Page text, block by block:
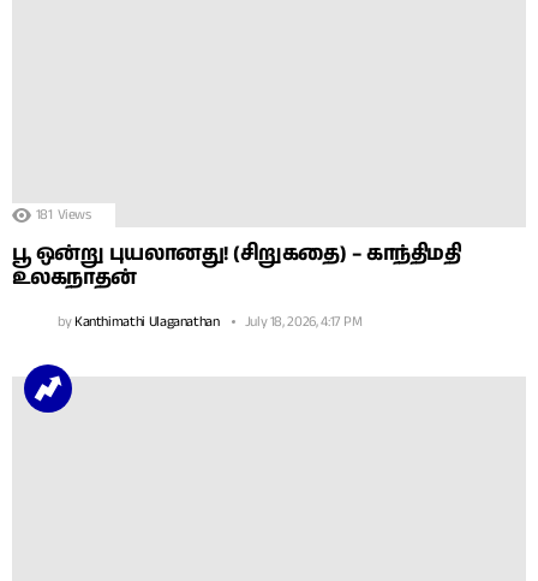
181 Views
பூ ஒன்று புயலானது! (சிறுகதை) – காந்திமதி
உலகநாதன்
byKanthimathi Ulaganathan July 18, 2026, 4:17 PM